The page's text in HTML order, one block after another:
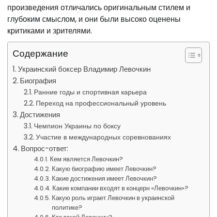
произведения отличались оригинальным стилем и
глубоким смыслом, и они были высоко оценены
критиками и зрителями.
Содержание
Украинский боксер Владимир Левочкин
Биография
Ранние годы и спортивная карьера
Переход на профессиональный уровень
Достижения
Чемпион Украины по боксу
Участие в международных соревнованиях
Вопрос-ответ:
Кем является Левочкин?
Какую биографию имеет Левочкин?
Какие достижения имеет Левочкин?
Какие компании входят в концерн «Левочкин»?
Какую роль играет Левочкин в украинской
политике?